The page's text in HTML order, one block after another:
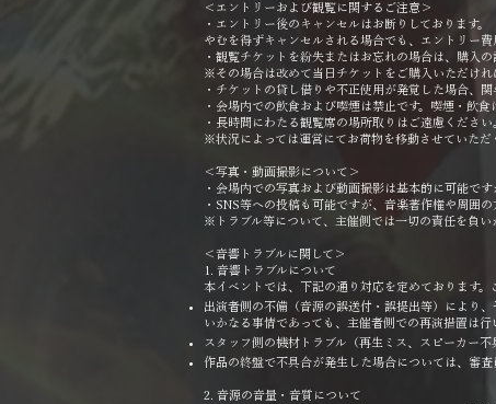
＜エントリーおよび観覧に関するご注意＞
・エントリー後のキャンセルはお断りしております。
やむを得ずキャンセルされる場合でも、エントリー
・観覧チケットを紛失またはお忘れの場合は、購入
※その場合は改めて当日チケットをご購入いただけれ
・チケットの貸し借りや不正使用が発覚した場合、
・会場内での飲食および喫煙は禁止です。喫煙・飲
・長時間にわたる観覧席の場所取りはご遠慮ください
※状況によっては運営にてお荷物を移動させていただ
＜写真・動画撮影について＞
・会場内での写真および動画撮影は基本的に可能で
・SNS等への投稿も可能ですが、音楽著作権や周囲
※トラブル等について、主催側では一切の責任を負い
＜音響トラブルに関して＞
1. 音響トラブルについて
本イベントでは、下記の通り対応を定めております。
出演者側の不備（音源の誤送付・誤提出等）により
いかなる事情であっても、主催者側での再演措置は
スタッフ側の機材トラブル（再生ミス、スピーカー
作品の終盤で不具合が発生した場合については、審査
2. 音源の音量・音質について